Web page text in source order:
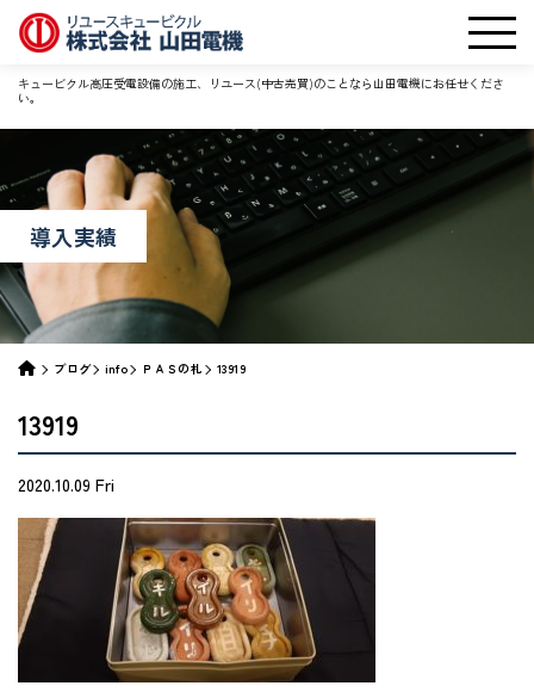
キュービクル高圧受電設備の施工、リユース(中古売買)のことなら山田電機にお任せくださ
い。
導入実績
ブログ info ＰＡＳの札 13919
13919
2020.10.09 Fri